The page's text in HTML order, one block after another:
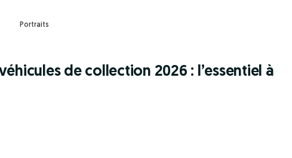
Portraits
de collection 2026 : l’essentiel à